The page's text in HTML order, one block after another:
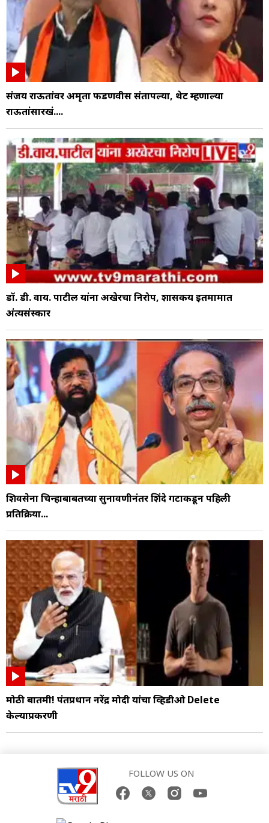
संजय राऊतांवर अमृता फडणवीस संतापल्या, थेट म्हणाल्या
राऊतांसारखं....
डॉ. डी. वाय. पाटील यांना अखेरचा निरोप, शासकीय इतमामात
अंत्यसंस्कार
शिवसेना चिन्हाबाबतच्या सुनावणीनंतर शिंदे गटाकडून पहिली
प्रतिक्रिया...
मोठी बातमी! पंतप्रधान नरेंद्र मोदी यांचा व्हिडीओ Delete
केल्याप्रकरणी
FOLLOW US ON